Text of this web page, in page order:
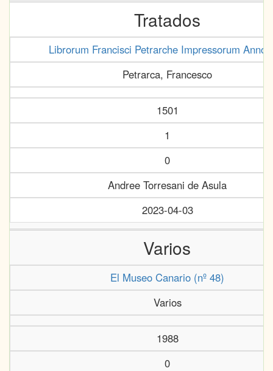
Tratados
Librorum Francisci Petrarche Impressorum
Petrarca, Francesco
1501
1
0
Andree Torresani de Asula
2023-04-03
Varios
El Museo Canario (nº 48)
Varios
1988
0